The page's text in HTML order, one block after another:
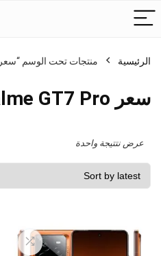
الرئيسية منتجات تحت الوسم “سعر Realme GT7 Pro”
سعر Realme GT7 Pro
عرض نتتيجة واحدة